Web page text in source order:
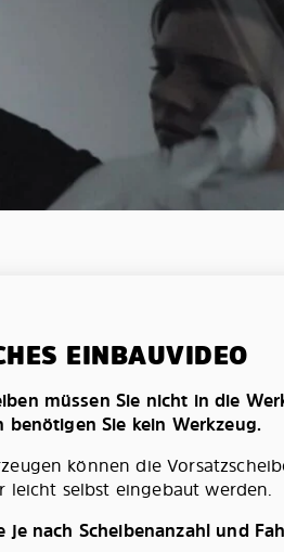
EINBAUVIDEO
müssen Sie nicht in die
benötigen Sie kein Werkzeug.
können die
leicht selbst eingebaut werden.
je nach Scheibenanzahl und